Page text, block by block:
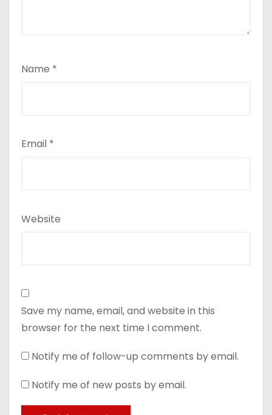
Name *
Email *
Website
Save my name, email, and website in this
browser for the next time I comment.
Notify me of follow-up comments by email.
Notify me of new posts by email.